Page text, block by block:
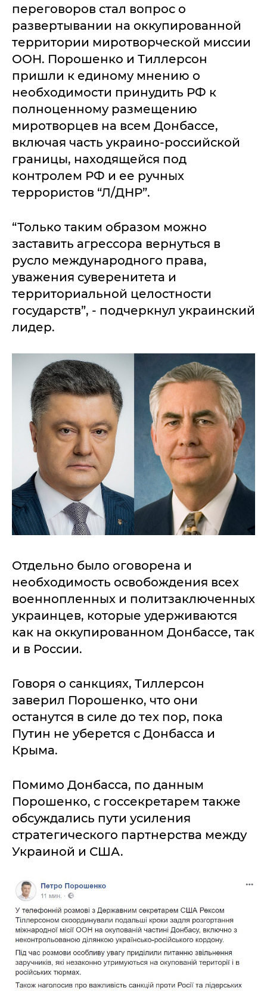
переговоров стал вопрос о
развертывании на оккупированной
территории миротворческой миссии
ООН. Порошенко и Тиллерсон
пришли к единому мнению о
необходимости принудить РФ к
полноценному размещению
миротворцев на всем Донбассе,
включая часть украино-российской
границы, находящейся под
контролем РФ и ее ручных
террористов “Л/ДНР”.
“Только таким образом можно
заставить агрессора вернуться в
русло международного права,
уважения суверенитета и
территориальной целостности
государств”, - подчеркнул украинский
лидер.
Отдельно было оговорена и
необходимость освобождения всех
военнопленных и политзаключенных
украинцев, которые удерживаются
как на оккупированном Донбассе, так
и в России.
Говоря о санкциях, Тиллерсон
заверил Порошенко, что они
останутся в силе до тех пор, пока
Путин не уберется с Донбасса и
Крыма.
Помимо Донбасса, по данным
Порошенко, с госсекретарем также
обсуждались пути усиления
стратегического партнерства между
Украиной и США.